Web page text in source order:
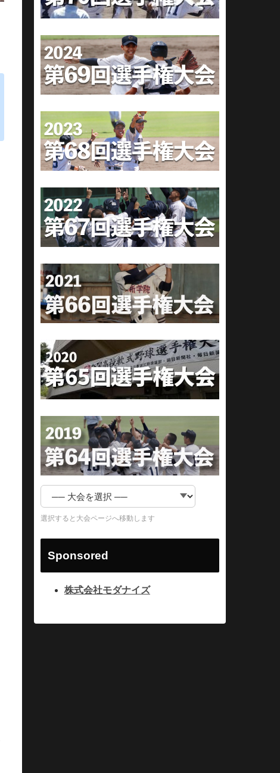
選択すると大会ページへ移動します
Sponsored
株式会社モダナイズ